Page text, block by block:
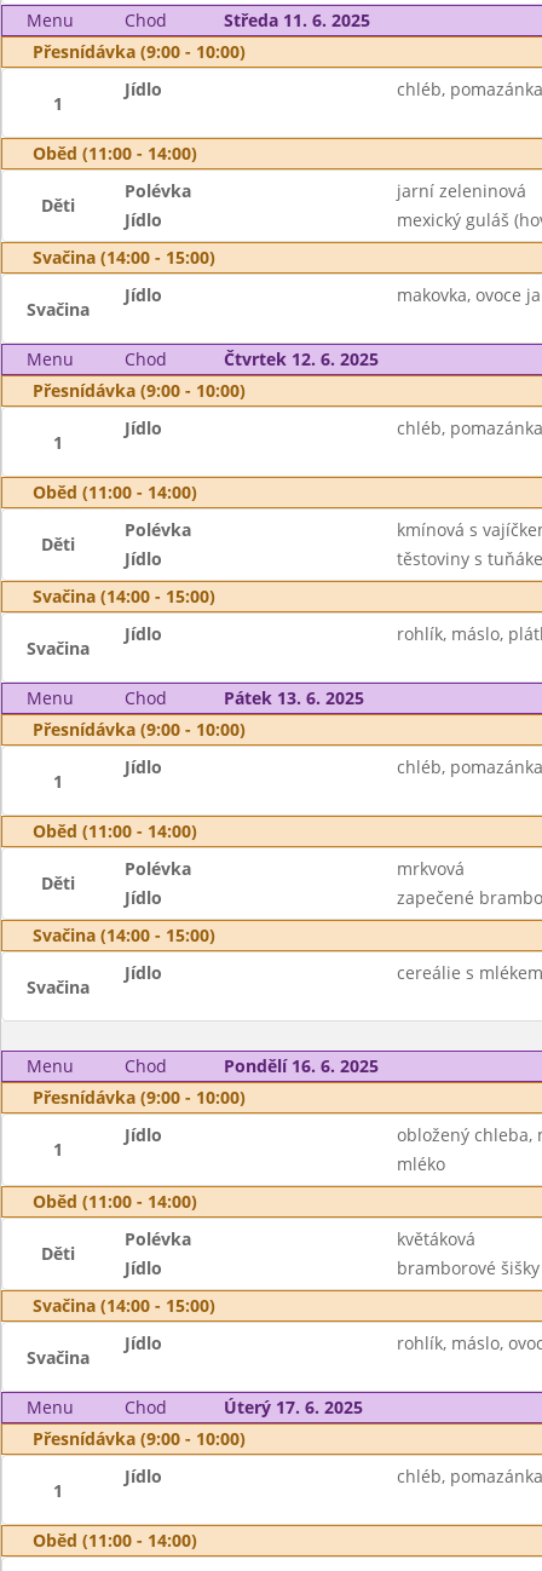
Menu Chod
Středa 11. 6. 2025
Přesnídávka (9:00 - 10:00)
1
Jídlo chléb,
Oběd (11:00 - 14:00)
Děti
Polévka
jarní zeleninová
Jídlo
mexický guláš
Svačina (14:00 - 15:00)
Svačina
Jídlo makovka, ovoce
Menu Chod
Čtvrtek 12. 6. 2025
Přesnídávka (9:00 - 10:00)
1
Jídlo chléb,
Oběd (11:00 - 14:00)
Děti
Polévka
kmínová s
Jídlo
těstoviny s
Svačina (14:00 - 15:00)
Svačina
Jídlo rohlík, máslo,
Menu Chod
Pátek 13. 6. 2025
Přesnídávka (9:00 - 10:00)
1
Jídlo chléb,
Oběd (11:00 - 14:00)
Děti
Polévka
mrkvová
Jídlo
zapečené
Svačina (14:00 - 15:00)
Svačina
Jídlo cereálie s
Menu Chod
Pondělí 16. 6. 2025
Přesnídávka (9:00 - 10:00)
1
Jídlo
obložený chleba,
mléko
Oběd (11:00 - 14:00)
Děti
Polévka
květáková
Jídlo
bramborové
Svačina (14:00 - 15:00)
Svačina
Jídlo rohlík, máslo,
Menu Chod
Úterý 17. 6. 2025
Přesnídávka (9:00 - 10:00)
1
Jídlo chléb,
Oběd (11:00 - 14:00)